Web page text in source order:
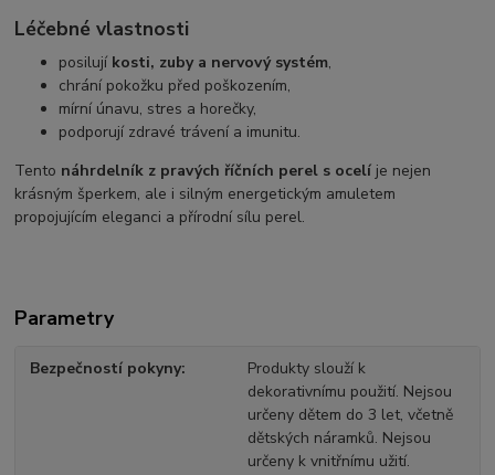
Léčebné vlastnosti
posilují kosti, zuby a nervový systém,
chrání pokožku před poškozením,
mírní únavu, stres a horečky,
podporují zdravé trávení a imunitu.
Tento náhrdelník z pravých říčních perel s ocelí je nejen
krásným šperkem, ale i silným energetickým amuletem
propojujícím eleganci a přírodní sílu perel.
Parametry
Bezpečností pokyny
Produkty slouží k
dekorativnímu použití. Nejsou
určeny dětem do 3 let, včetně
dětských náramků. Nejsou
určeny k vnitřnímu užití.